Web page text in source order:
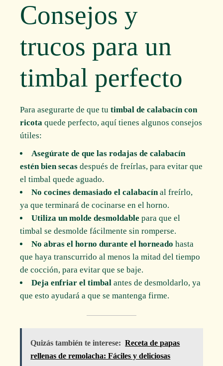
Consejos y
trucos para un
timbal perfecto
Para asegurarte de que tutimbal de calabacín con
ricota quede perfecto, aquí tienes algunos consejos
útiles:
Asegúrate de que las rodajas de calabacín
estén bien secas después de freírlas, para evitar que
el timbal quede aguado.
No cocines demasiado el calabacínal freírlo,
ya que terminará de cocinarse en el horno.
Utiliza un molde desmoldable para que el
timbal se desmolde fácilmente sin romperse.
No abras el horno durante el horneado hasta
que haya transcurrido al menos la mitad del tiempo
de cocción, para evitar que se baje.
Deja enfriar el timbal antes de desmoldarlo, ya
que esto ayudará a que se mantenga firme.
Quizás también te interese: Receta de papas
rellenas de remolacha: Fáciles y deliciosas